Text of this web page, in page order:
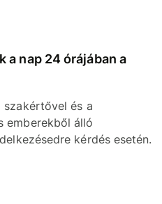
a nap 24 órájában a
szakértővel és a
emberekből álló
kérdés esetén.